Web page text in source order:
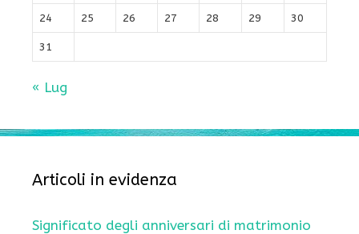
24 25 26 27 28 29 30
31
« Lug
Articoli in evidenza
Significato degli anniversari di matrimonio